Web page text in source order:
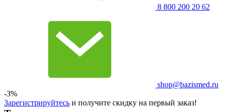
8 800 200 20 62
shop@bazismed.ru
-3%
Зарегистрируйтесь и получите скидку на первый заказ!